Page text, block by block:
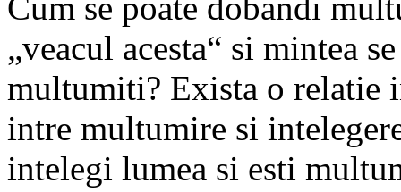
„veacul acesta“ si mintea
multumiti? Exista o relatie
intre multumire si
intelegi lumea si esti